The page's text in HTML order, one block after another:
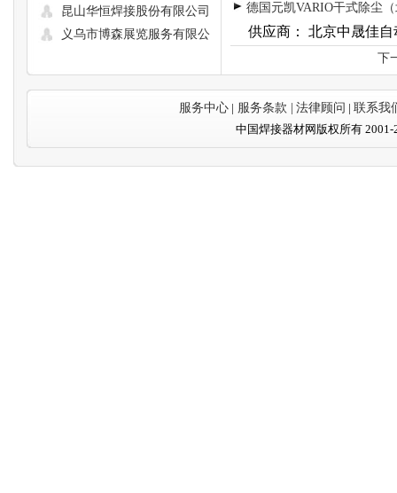
昆山华恒焊接股份有限公司
义乌市博森展览服务有限公
德国元凯VARIO干式除尘
供应商： 北京中晟佳自
下
服务中心 | 服务条款 | 法律顾问 | 联系我
中国焊接器材网版权所有